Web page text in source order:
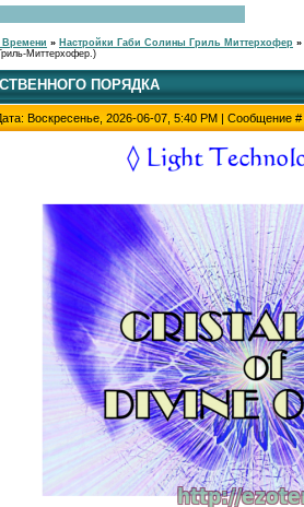
Времени » Настройки Габи Солины Гриль Миттерхофер »
Миттерхофер.)
ПОРЯДКА
Воскресенье, 2026-06-07, 5:40 PM | Сообщение #